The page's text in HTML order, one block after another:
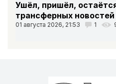
Ушёл, пришёл,
трансферных
01 августа 2026, 21:53 1